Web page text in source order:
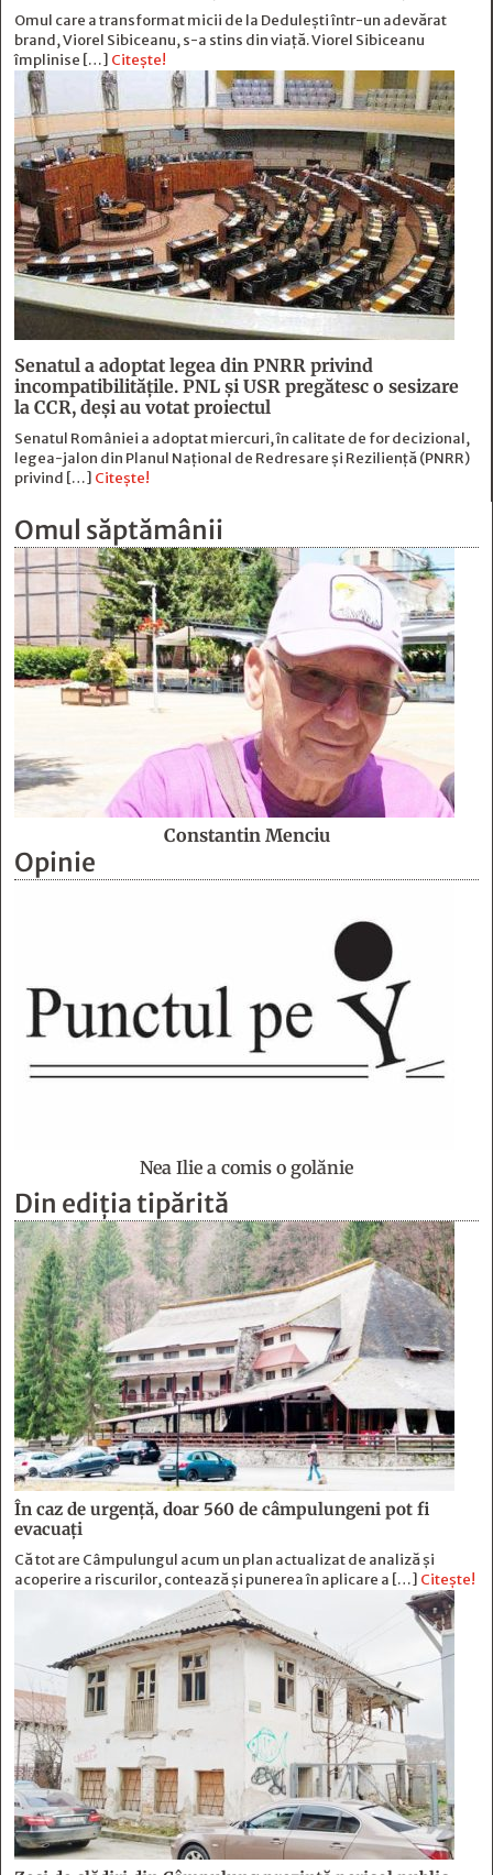
Omul care a transformat micii de la Dedulești într-un adevărat
brand, Viorel Sibiceanu, s-a stins din viață. Viorel Sibiceanu
împlinise […] Citește!
Senatul a adoptat legea din PNRR privind
incompatibilitățile. PNL și USR pregătesc o sesizare
la CCR, deși au votat proiectul
Senatul României a adoptat miercuri, în calitate de for decizional,
legea-jalon din Planul Național de Redresare și Reziliență (PNRR)
privind […] Citește!
Omul săptămânii
Constantin Menciu
Opinie
Nea Ilie a comis o golănie
Din ediția tipărită
În caz de urgență, doar 560 de câmpulungeni pot fi
evacuați
Că tot are Câmpulungul acum un plan actualizat de analiză și
acoperire a riscurilor, contează și punerea în aplicare a […] Citește!